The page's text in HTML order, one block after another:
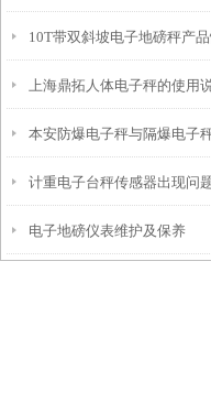
10T带双斜坡电子地磅秤产
点
上海鼎拓人体电子秤的使用
护
本安防爆电子秤与隔爆电子
安
计重电子台秤传感器出现问
处理?
电子地磅仪表维护及保养